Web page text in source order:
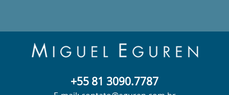
+55 81 3090.7787